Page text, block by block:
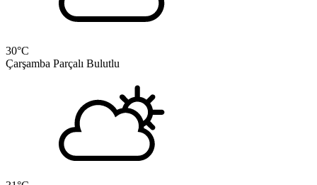
30°C
Çarşamba Parçalı Bulutlu